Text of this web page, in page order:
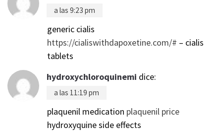
a las 9:23 pm
generic cialis
https://cialiswithdapoxetine.com/# – cialis
tablets
hydroxychloroquinemi dice:
a las 11:19 pm
plaquenil medication plaquenil price
hydroxyquine side effects